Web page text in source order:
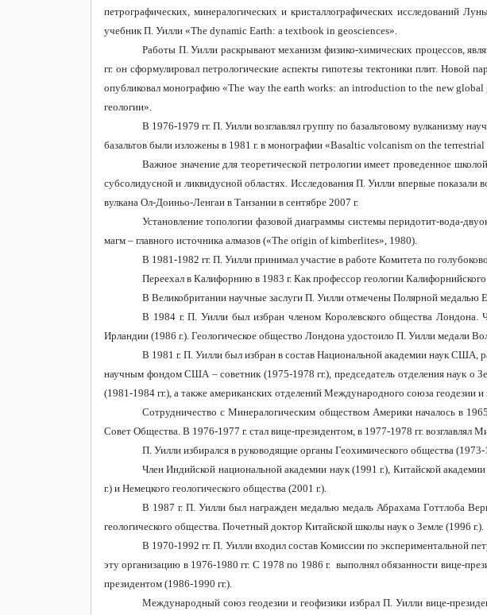
петрографических, минералогических и кристаллографических исследований
учебник П. Уилли «The dynamic Earth: a textbook in geosciences».
Работы П. Уилли раскрывают механизм физико-химических процессов,
гг. он сформулировал петрологические аспекты гипотезы тектоники плит. Новой
опубликовал монографию «The way the earth works: an introduction to the new
геологии».
В 1976-1979 гг. П. Уилли возглавлял группу по базальтовому вулканизму
базальтов были изложены в 1981 г. в монографии «Basaltic volcanism on the terrestrial
Важное значение для теоретической петрологии имеет проведенное
субсолидусной и ликвидусной областях. Исследования П. Уилли впервые
вулкана Ол-Доиньо-Ленгаи в Танзании в сентябре 2007 г.
Установление топологии фазовой диаграммы системы перидотит-вода-
магм – главного источника алмазов («The origin of kimberlites», 1980).
В 1981-1982 гг. П. Уилли принимал участие в работе Комитета по
Переехал в Калифорнию в 1983 г. Как профессор геологии Калифорнийского
В Великобритании научные заслуги П. Уилли отмечены Полярной медалью
В 1984 г. П. Уилли был избран членом Королевского общества Лондона.
Ирландии (1986 г.). Геологическое общество Лондона удостоило П. Уилли медали
В 1981 г. П. Уилли был избран в состав Национальной академии наук США,
научным фондом США – советник (1975-1978 гг.), председатель отделения наук о
(1981-1984 гг.), а также американских отделений Международного союза геодезии
Сотрудничество с Минералогическим обществом Америки началось в
Совет Общества. В 1976-1977 г. стал вице-президентом, в 1977-1978 гг.
П. Уилли избирался в руководящие органы Геохимического общества
Член Индийской национальной академии наук (1991 г.), Китайской
г.) и Немецкого геологического общества (2001 г.).
В 1987 г. П. Уилли был награжден медалью медаль Абрахама Готтлоба
геологического общества. Почетный доктор Китайской школы наук о Земле (1996 г.).
В 1970-1992 гг. П. Уилли входил состав Комиссии по экспериментальной
эту организацию в 1976-1980 гг. С 1978 по 1986 г. выполнял обязанности вице-
президентом (1986-1990 гг.).
Международный союз геодезии и геофизики избрал П. Уилли вице-